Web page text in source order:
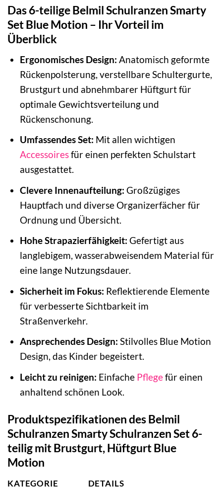
Das 6-teilige Belmil Schulranzen Smarty
Set Blue Motion – Ihr Vorteil im
Überblick
Ergonomisches Design: Anatomisch geformte
Rückenpolsterung, verstellbare Schultergurte,
Brustgurt und abnehmbarer Hüftgurt für
optimale Gewichtsverteilung und
Rückenschonung.
Umfassendes Set: Mit allen wichtigen
Accessoiresfür einen perfekten Schulstart
ausgestattet.
Clevere Innenaufteilung: Großzügiges
Hauptfach und diverse Organizerfächer für
Ordnung und Übersicht.
Hohe Strapazierfähigkeit: Gefertigt aus
langlebigem, wasserabweisendem Material für
eine lange Nutzungsdauer.
Sicherheit im Fokus: Reflektierende Elemente
für verbesserte Sichtbarkeit im
Straßenverkehr.
Ansprechendes Design: Stilvolles Blue Motion
Design, das Kinder begeistert.
Leicht zu reinigen: Einfache Pflegefür einen
anhaltend schönen Look.
Produktspezifikationen des Belmil
Schulranzen Smarty Schulranzen Set 6-
teilig mit Brustgurt, Hüftgurt Blue
Motion
KATEGORIE
DETAILS